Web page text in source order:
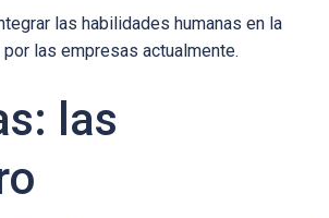
las habilidades humanas en la
las empresas actualmente.
las